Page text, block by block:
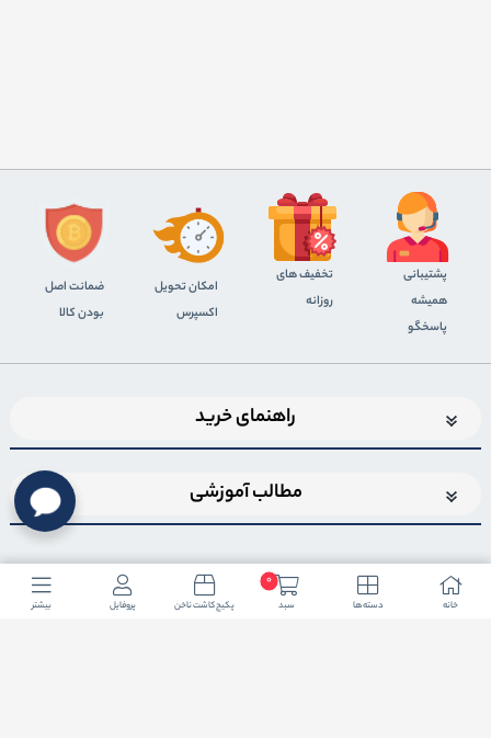
خانه دسته ها
0
سبد پکیج کاشت ناخن پروفایل بیشتر
پشتیبانی
همیشه
پاسخگو
تخفیف های
روزانه
اﻣﮑﺎن ﺗﺤﻮﯾﻞ
اﮐﺴﭙﺮس
ضمانت اصل
بودن کالا
راهنمای خرید
مطالب آموزشی